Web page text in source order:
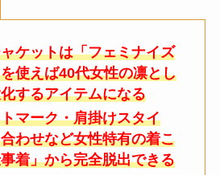
ケットは「フェミナイズ
使えば40代女性の凛とし
するアイテムになる
マーク・肩掛けスタイ
わせなど女性特有の着こ
着」から完全脱出できる